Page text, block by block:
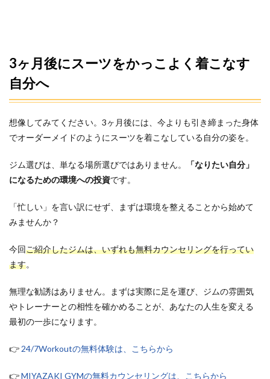
3ヶ月後にスーツをかっこよく着こなす
自分へ
想像してみてください。3ヶ月後には、今よりも引き締まった身体
でオーダーメイドのようにスーツを着こなしている自分の姿を。
ジム選びは、単なる場所選びではありません。
「なりたい自分」
になるための環境への投資です。
「忙しい」を言い訳にせず、まずは環境を整えることから始めて
みませんか？
今回ご紹介したジムは、いずれも無料カウンセリングを行ってい
ます。
無理な勧誘はありません。まずは実際に足を運び、ジムの雰囲気
やトレーナーとの相性を確かめることが、あなたの人生を変える
最初の一歩になります。
👉 24/7Workoutの無料体験は、こちらから
👉MIYAZAKI GYMの無料カウンセリングは、こちらから